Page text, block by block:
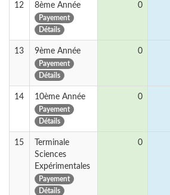
12 8ème Année
Payement
Détails
0
13 9ème Année
Payement
Détails
0
14 10ème Année
Payement
Détails
0
15
Terminale
Sciences
Expérimentales
Payement
Détails
0